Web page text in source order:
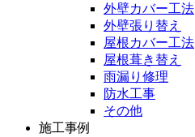
外壁カバー工法
外壁張り替え
屋根カバー工法
屋根葺き替え
雨漏り修理
防水工事
その他
施工事例